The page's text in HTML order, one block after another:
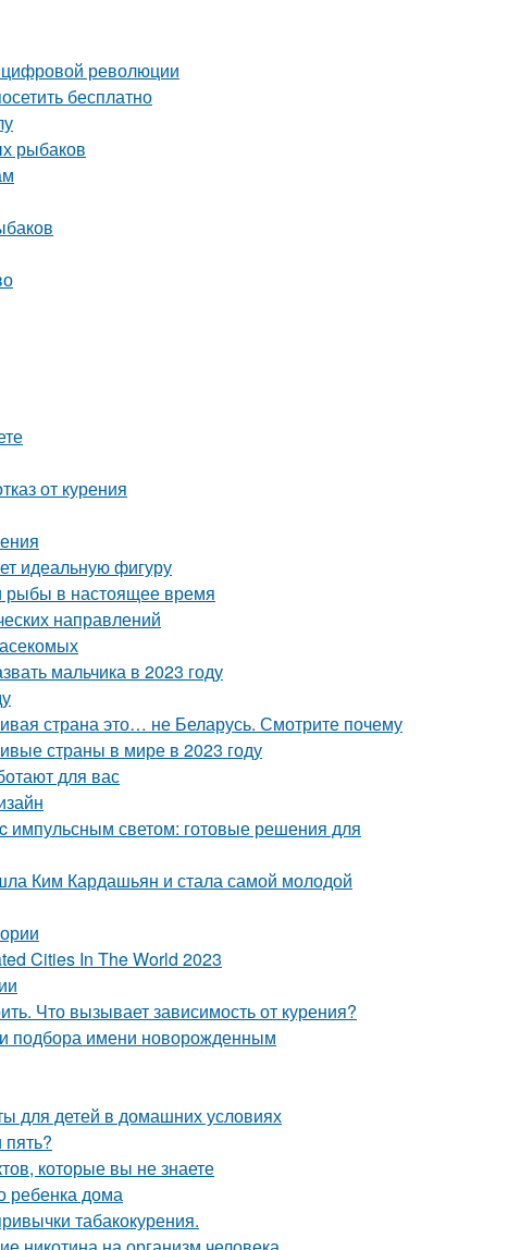
цифровой революции
бесплатно
рыбаков
от курения
идеальную фигуру
рыбы в настоящее время
направлений
мальчика в 2023 году
страна это… не Беларусь. Смотрите почему
страны в мире в 2023 году
для вас
светом: готовые решения для
Ким Кардашьян и стала самой молодой
Cities In The World 2023
Что вызывает зависимость от курения?
подбора имени новорожденным
для детей в домашних условиях
которые вы не знаете
ребенка дома
табакокурения.